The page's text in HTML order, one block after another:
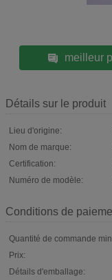
meilleur
Détails sur le produit
Lieu d'origine:
Nom de marque:
Certification:
Numéro de modèle:
Conditions de
Quantité de commande
Prix:
Détails d'emballage: